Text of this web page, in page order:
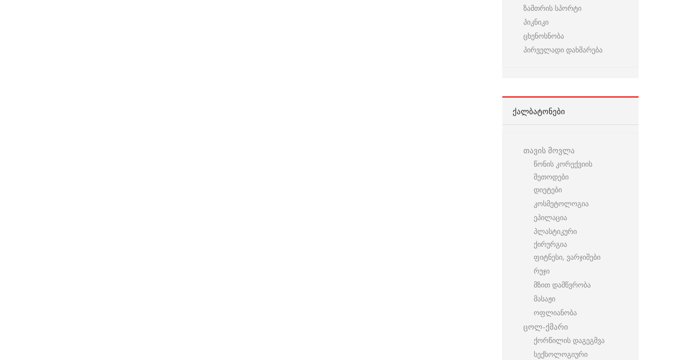
ზამთრის სპორტი
პიკნიკი
ცხენოსნობა
პირველადი დახმარება
ᲥᲐᲚᲑᲐᲢᲝᲜᲔᲑᲘ
თავის მოვლა
წონის კორექვიის
მეთოდები
დიეტები
კოსმეტოლოგია
ეპილაცია
პლასტიკური
ქირურგია
ფიტნესი, ვარჯიშები
რუჯი
მზით დამწვრობა
მასაჟი
ოფლიანობა
ცოლ-ქმარი
ქორწილის დაგეგმვა
სექსოლოგიური